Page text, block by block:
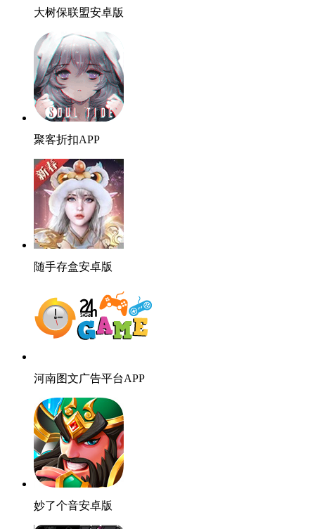
大树保联盟安卓版
聚客折扣APP
随手存盒安卓版
河南图文广告平台APP
妙了个音安卓版